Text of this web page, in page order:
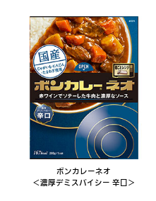
ボンカレーネオ
＜濃厚デミスパイシー 辛口＞